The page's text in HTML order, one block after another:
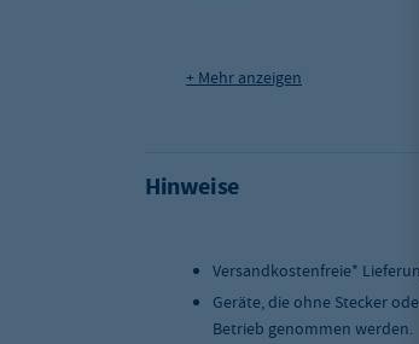
Maße (BxTxH) in mm 573
+ Mehr anzeigen
Hinweise
Versandkostenfreie*
Geräte, die ohne Stecker
Betrieb genommen werden.